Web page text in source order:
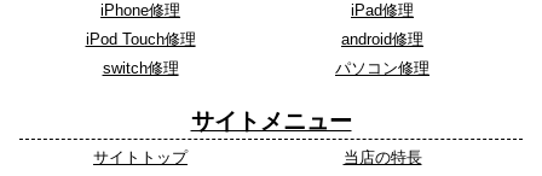
iPhone修理
iPad修理
iPod Touch修理
android修理
switch修理
パソコン修理
サイトメニュー
サイトトップ
当店の特長